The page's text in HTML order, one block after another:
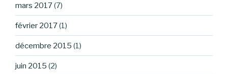
mars 2017(7)
février 2017(1)
décembre 2015 (1)
juin 2015 (2)